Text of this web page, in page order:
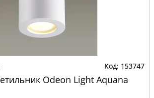
153747
Odeon Light Aquana